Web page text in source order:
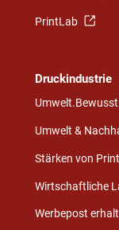
PrintLab
Druckindustrie
Umwelt &
Stärken von Print
Wirtschaftliche
Werbepost